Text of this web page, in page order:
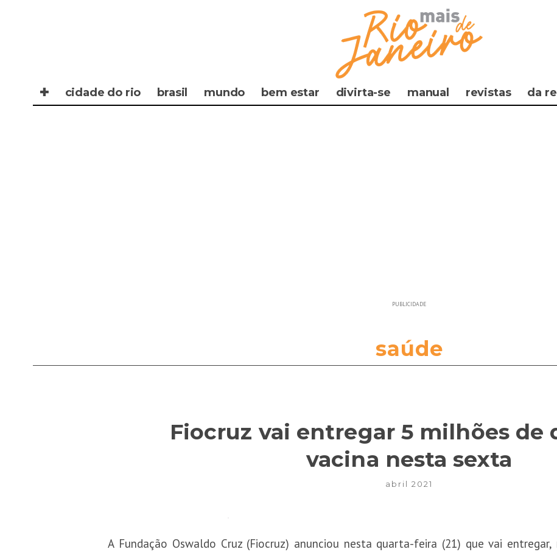
✚ cidade do rio brasil mundo bem estar divirta-se manual revistas da
PUBLICIDADE
saúde
Fiocruz vai entregar 5 milhões de
vacina nesta sexta
abril 2021
A Fundação Oswaldo Cruz (Fiocruz) anunciou nesta quarta-feira (21) que vai